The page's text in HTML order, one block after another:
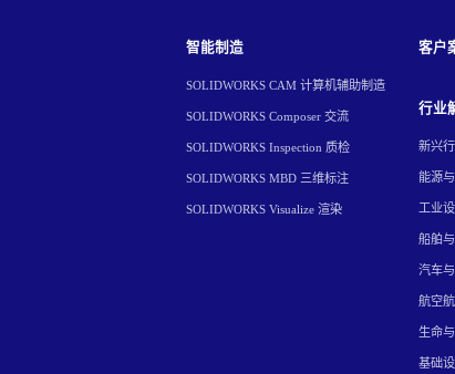
智能制造
SOLIDWORKS CAM 计算机辅助制造
SOLIDWORKS Composer 交流
SOLIDWORKS Inspection 质检
SOLIDWORKS MBD 三维标注
SOLIDWORKS Visualize 渲染
客户
行业
新兴
能源
工业
船舶
汽车
航空
生命
基础